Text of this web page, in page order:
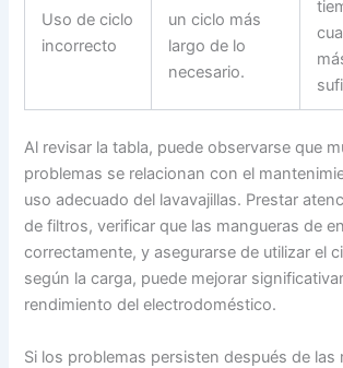
Uso de ciclo
incorrecto
un ciclo más
largo de lo
necesario.
Al revisar la tabla, puede observarse que
problemas se relacionan con el
uso adecuado del lavavajillas. Prestar
de filtros, verificar que las mangueras de
correctamente, y asegurarse de utilizar el
según la carga, puede mejorar
rendimiento del electrodoméstico.
Si los problemas persisten después de las